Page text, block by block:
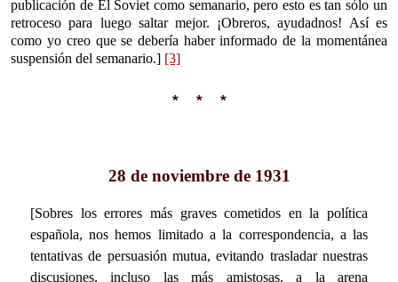
publicación de El Soviet como semanario, pero esto es tan sólo un
retroceso para luego saltar mejor. ¡Obreros, ayudadnos! Así es
como yo creo que se debería haber informado de la momentánea
suspensión del semanario.] [3]
* * *
28 de noviembre de 1931
[Sobres los errores más graves cometidos en la política
española, nos hemos limitado a la correspondencia, a las
tentativas de persuasión mutua, evitando trasladar nuestras
discusiones, incluso las más amistosas, a la arena